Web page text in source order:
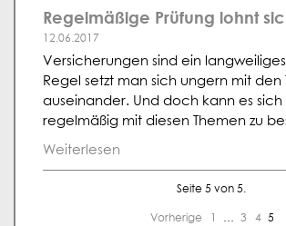
Regelmäßige Prüfung lohnt
12.06.2017
Versicherungen sind ein
Regel setzt man sich ungern mit den
auseinander. Und doch kann es sich
regelmäßig mit diesen Themen zu
Weiterlesen
Seite 5 von 5.
Vorherige … 3 4 5